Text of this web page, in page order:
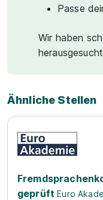
Passe
Wir haben
Ähnliche Stellen
geprüft Euro